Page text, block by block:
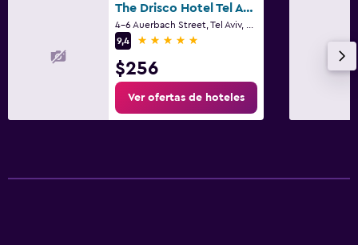
The Drisco Hotel Tel Aviv- Relais and Chateaux
9,4
5 estrellas
$256
Ver ofertas de hoteles